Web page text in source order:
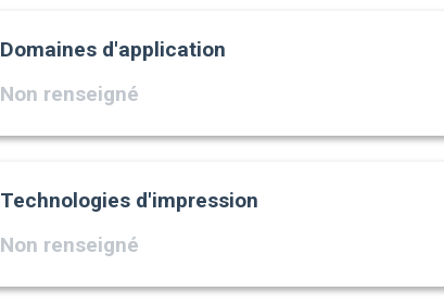
Domaines d'application
Non renseigné
Technologies d'impression
Non renseigné